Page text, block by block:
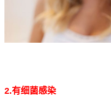
2.有细菌感染